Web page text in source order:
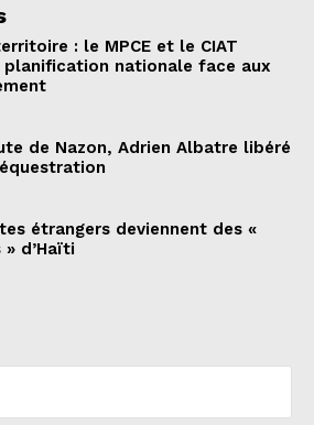
: le MPCE et le CIAT
nationale face aux
de Nazon, Adrien Albatre libéré
étrangers deviennent des «
d’Haïti